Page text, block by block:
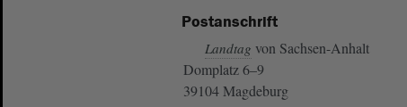
Postanschrift
Landtag von Sachsen-Anhalt
Domplatz 6–9
39104 Magdeburg